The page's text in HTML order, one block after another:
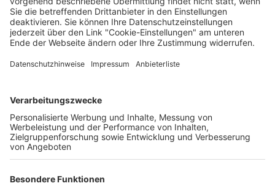
Wochenbericht 16.04.2024
Freiburger Wochenbericht
Der Wochenbericht
wurde zum 31. Juli 2026
eingestellt.